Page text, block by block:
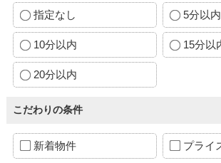
指定なし 5分以内
10分以内 15分以
20分以内
こだわりの条件
新着物件 プライ